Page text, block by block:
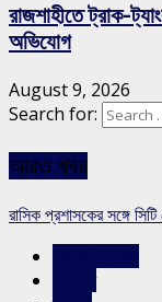
রাজশাহীতে ট্রাক-
অভিযোগ
August 9, 2026
Search for:
আরও খবর
রাসিক প্রশাসকের সঙ্গে সিটি